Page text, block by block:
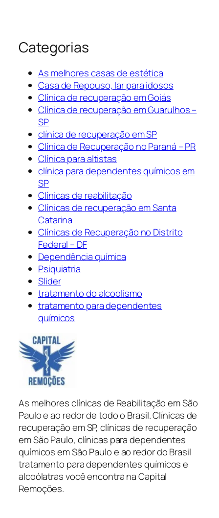
Categorias
As melhores casas de estética
Casa de Repouso, lar para idosos
Clínica de recuperação em Goiás
Clínica de recuperação em Guarulhos –
SP
clínica de recuperação em SP
Clínica de Recuperação no Paraná – PR
Clínica para altistas
clínica para dependentes químicos em
SP
Clínicas de reabilitação
Clínicas de recuperação em Santa
Catarina
Clínicas de Recuperação no Distrito
Federal – DF
Dependência química
Psiquiatria
Slider
tratamento do alcoolismo
tratamento para dependentes
químicos
As melhores clínicas de Reabilitação em São
Paulo e ao redor de todo o Brasil. Clínicas de
recuperação em SP, clínicas de recuperação
em São Paulo, clínicas para dependentes
químicos em São Paulo e ao redor do Brasil
tratamento para dependentes químicos e
alcoólatras você encontra na Capital
Remoções.